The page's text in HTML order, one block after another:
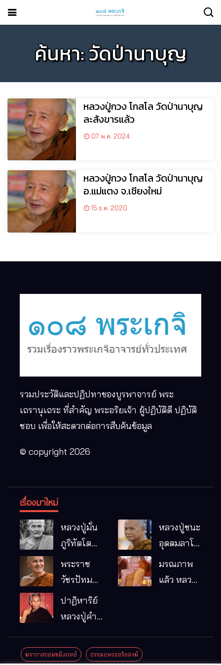
ค้นหา: วัดป่านาบุญ
หลวง​ปู่​กวง โกสโล วัดป่านาบุญ
ละสังขารแล้ว
07 พ.ค. 2024
หลวงปู่กวง โกสโล วัดป่านาบุญ
อ.แม่แตง จ.เชียงใหม่
15 ธ.ค. 2020
รวมประวัติและปฏิปทาของบูรพาจารย์ พระ
เถรานุเถระ ที่สำคัญ พระอริยเจ้า ผู้ปฏิบัติดี ปฏิบัติ
ชอบ เพื่อให้สะดวกต่อการสืบค้นข้อมูล
© copyright 2026
เรื่องมาใหม่
หลวงปู่มั่น
ภูริทัตโต
พระอริยเจ้า
ผู้เป็นบิดา
รมฐาน
หลวงปู่ชนะ
อุตตมลาโภ
หมากอื๋อ
พระราช
วัชรปัทม
คุณ (หลวง
ปู่บัวเกตุ
แล้ว วัดป่า
มรณภาพ
แล้ว หลวง
ปาฏิหาริย์
หลวงปู่คำ
มณี
ฆราวาสจอมขมังเวทย์ ธรรมะพระอริยสงฆ์